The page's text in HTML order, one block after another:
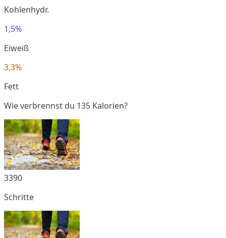
Kohlenhydr.
1,5%
Eiweiß
3,3%
Fett
Wie verbrennst du 135 Kalorien?
3390
Schritte